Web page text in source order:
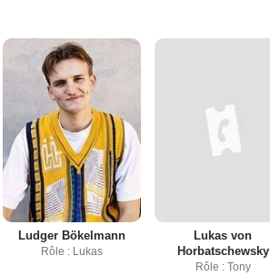
Ludger Bökelmann
Rôle : Lukas
Lukas von
Horbatschewsky
Rôle : Tony